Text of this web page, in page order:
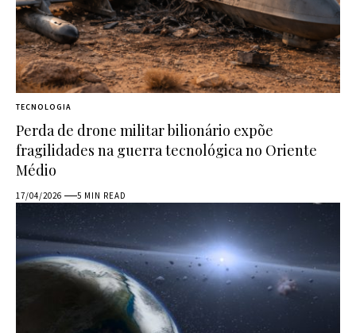
TECNOLOGIA
Perda de drone militar bilionário expõe
fragilidades na guerra tecnológica no Oriente
Médio
17/04/2026 5 MIN READ